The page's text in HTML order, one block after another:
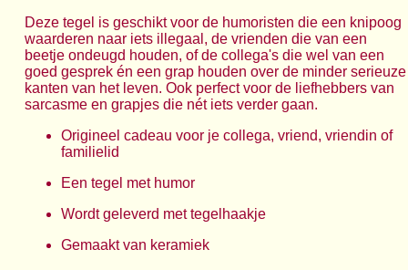
Deze tegel is geschikt voor de humoristen die een knipoog
waarderen naar iets illegaal, de vrienden die van een
beetje ondeugd houden, of de collega's die wel van een
goed gesprek én een grap houden over de minder serieuze
kanten van het leven. Ook perfect voor de liefhebbers van
sarcasme en grapjes die nét iets verder gaan.
Origineel cadeau voor je collega, vriend, vriendin of
familielid
Een tegel met humor
Wordt geleverd met tegelhaakje
Gemaakt van keramiek